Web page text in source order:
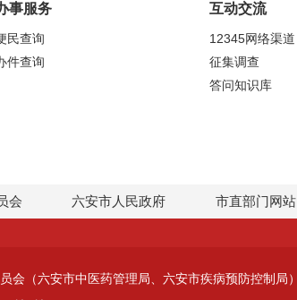
事服务
民查询
件查询
互动交流
12345网络渠道
征集调查
答问知识库
会 六安市人民政府 市直部门网站
会（六安市中医药管理局、六安市疾病预防控制局）